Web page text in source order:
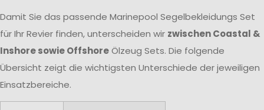
Damit Sie das passende Marinepool Segelbekleidungs Set
für Ihr Revier finden, unterscheiden wir zwischen Coastal &
Inshore sowie OffshoreÖlzeug Sets. Die folgende
Übersicht zeigt die wichtigsten Unterschiede der jeweiligen
Einsatzbereiche.